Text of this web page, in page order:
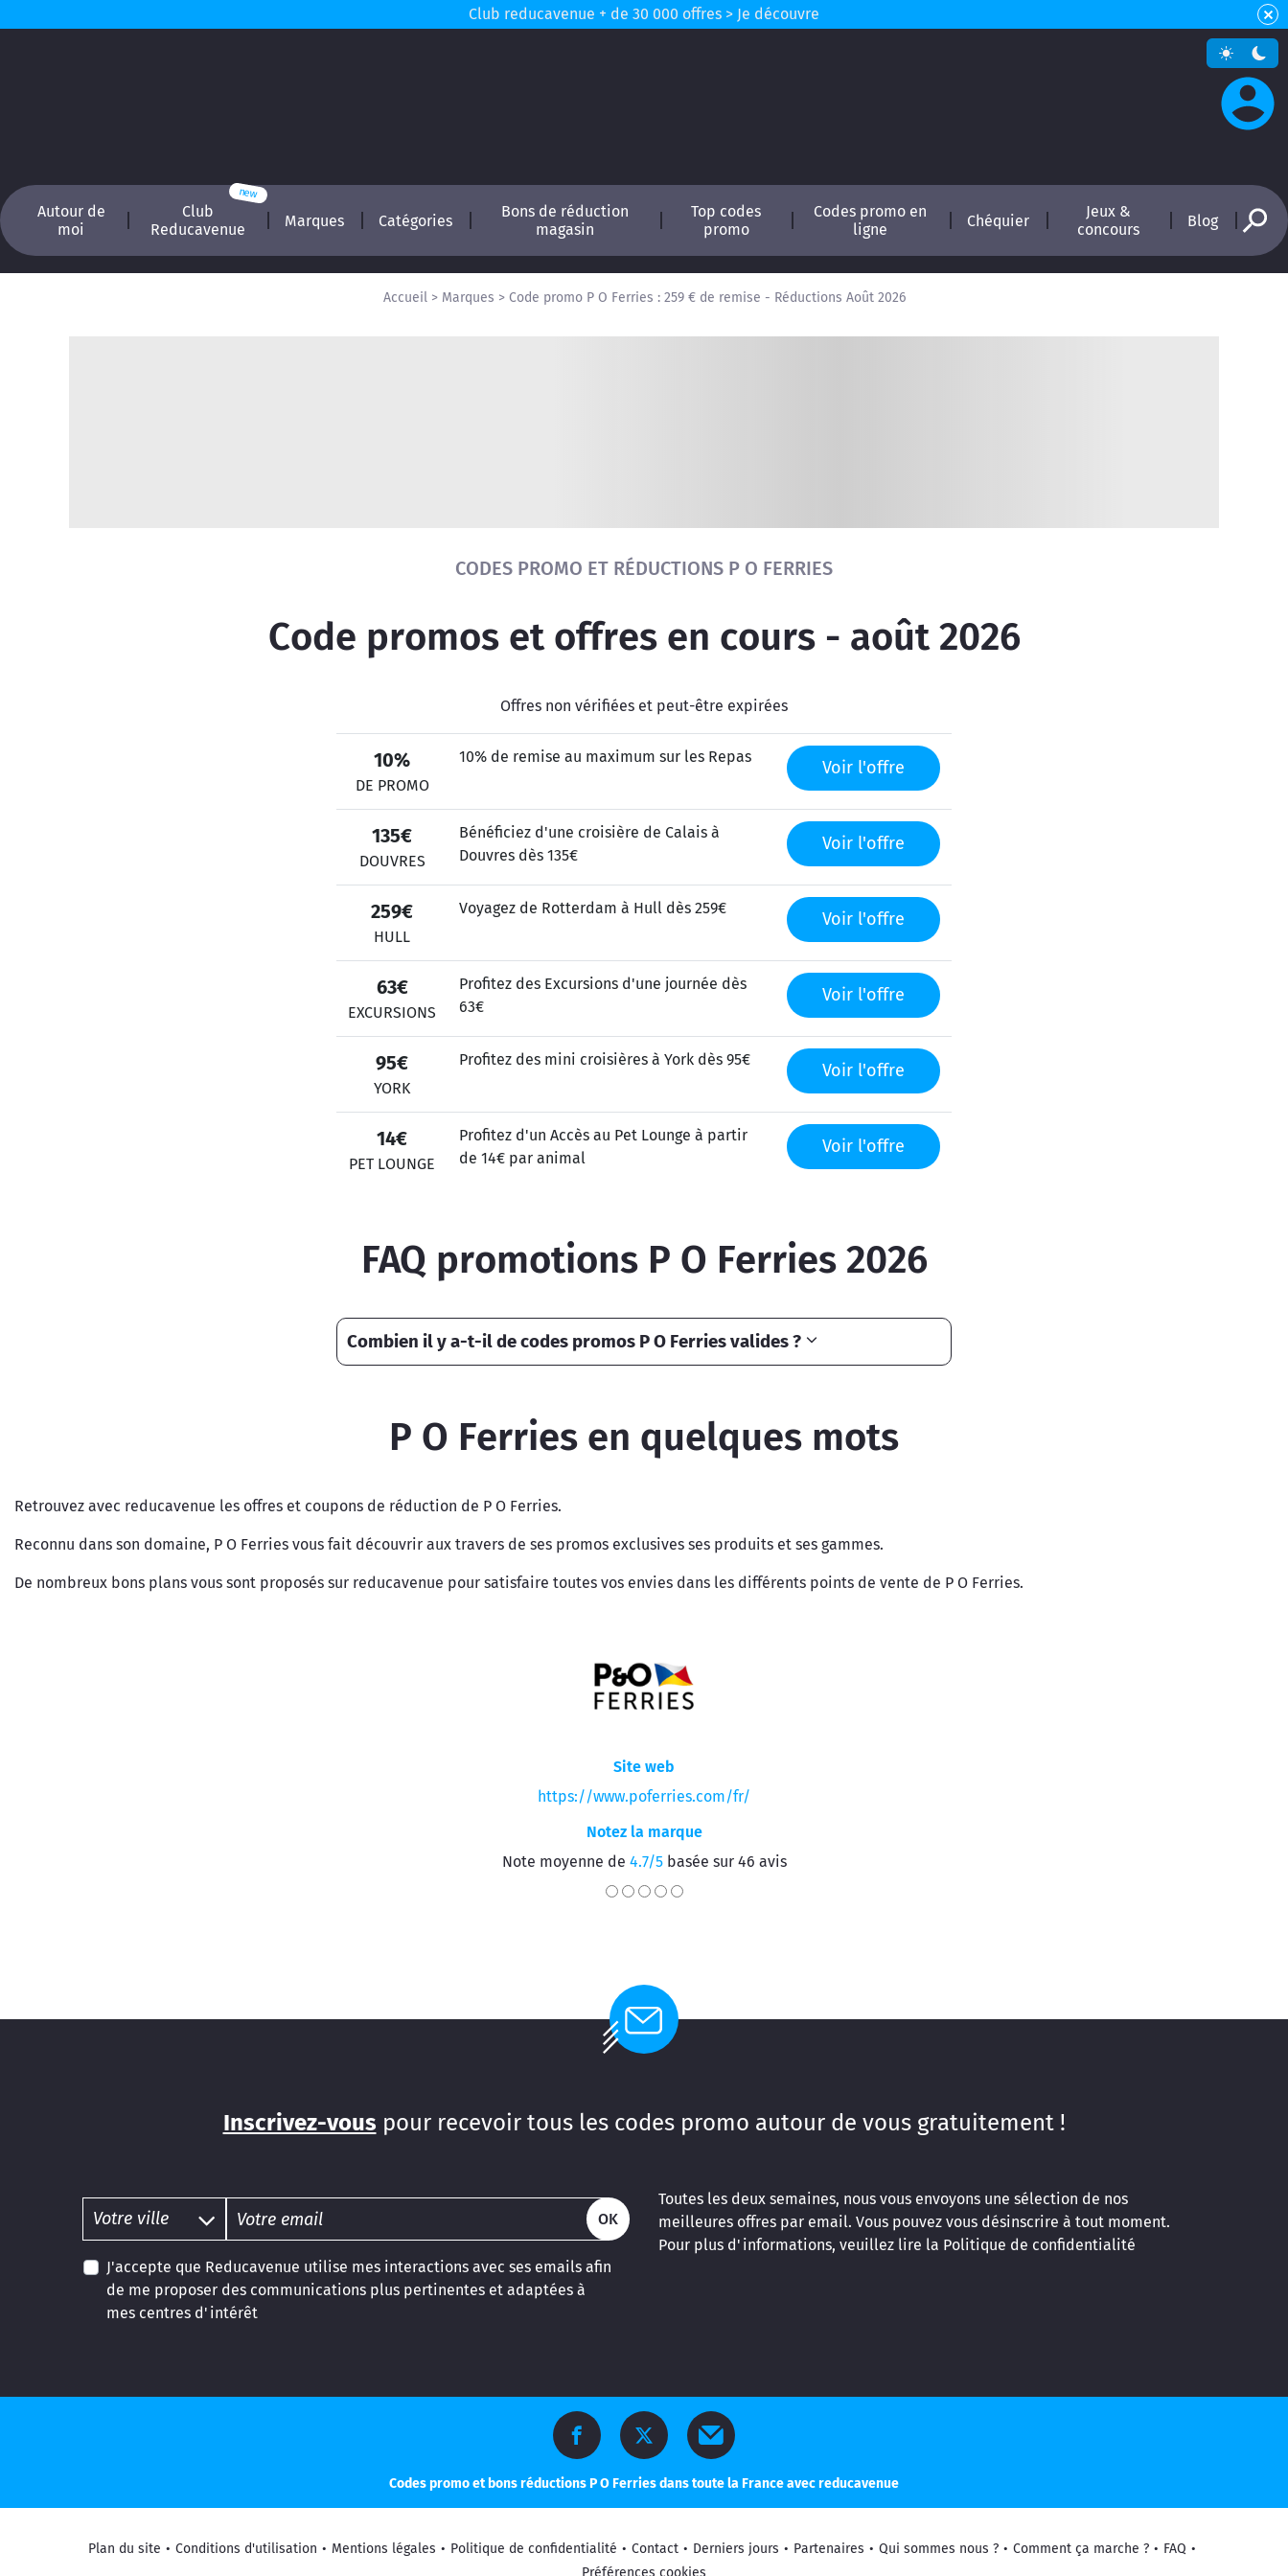
Club reducavenue + de 30 000 offres > Je découvre
Autour de
moi
Club
Reducavenue
Marques Catégories
Bons de réduction
magasin
Top codes
promo
Codes promo en
ligne
Chéquier
Jeux &
concours
Blog
Réinitialiser la recherche
Accueil> Marques > Code promo P O Ferries : 259 € de remise - Réductions Août 2026
CODES PROMO ET RÉDUCTIONS P O FERRIES
Code promos et offres en cours - août 2026
Offres non vérifiées et peut-être expirées
10%
DE PROMO
10% de remise au maximum sur les Repas
Voir l'offre
135€
DOUVRES
Bénéficiez d'une croisière de Calais à
Douvres dès 135€
Voir l'offre
259€
HULL
Voyagez de Rotterdam à Hull dès 259€
Voir l'offre
63€
EXCURSIONS
Profitez des Excursions d'une journée dès
63€
Voir l'offre
95€
YORK
Profitez des mini croisières à York dès 95€
Voir l'offre
14€
PET LOUNGE
Profitez d'un Accès au Pet Lounge à partir
de 14€ par animal
Voir l'offre
FAQ promotions P O Ferries 2026
Combien il y a-t-il de codes promos P O Ferries valides ?
P O Ferries en quelques mots
Retrouvez avec reducavenue les offres et coupons de réduction de P O Ferries.
Reconnu dans son domaine, P O Ferries vous fait découvrir aux travers de ses promos exclusives ses produits et ses gammes.
De nombreux bons plans vous sont proposés sur reducavenue pour satisfaire toutes vos envies dans les différents points de vente de P O Ferries.
Site web
https://www.poferries.com/fr/
Notez la marque
Note moyenne de 4.7/5basée sur 46 avis
Inscrivez-vous pour recevoir tous les codes promo autour de vous gratuitement !
OK
J'accepte que Reducavenue utilise mes interactions avec ses emails afin
de me proposer des communications plus pertinentes et adaptées à
mes centres d'intérêt
Toutes les deux semaines, nous vous envoyons une sélection de nos
meilleures offres par email. Vous pouvez vous désinscrire à tout moment.
Pour plus d'informations, veuillez lire la Politique de confidentialité
Codes promo et bons réductions P O Ferries dans toute la France avec reducavenue
Plan du site • Conditions d'utilisation • Mentions légales • Politique de confidentialité • Contact • Derniers jours • Partenaires • Qui sommes nous ? • Comment ça marche ? • FAQ •
Préférences cookies